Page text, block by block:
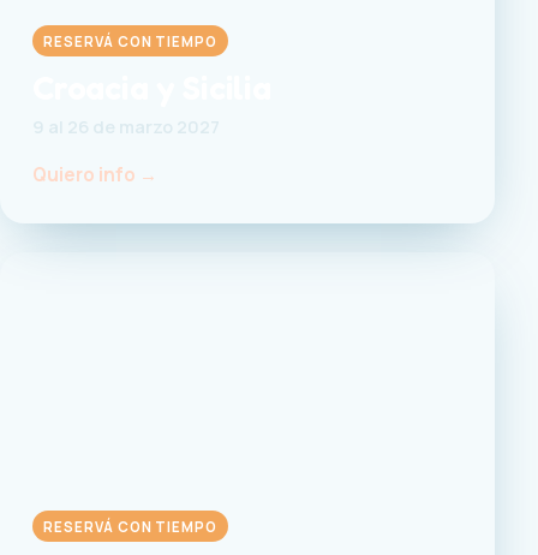
RESERVÁ CON TIEMPO
9 al 26 de marzo 2027
Quiero info →
RESERVÁ CON TIEMPO